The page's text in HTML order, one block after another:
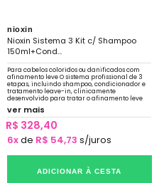
nioxin
Nioxin Sistema 3 Kit c/ Shampoo
150ml+Cond...
Para cabelos coloridos ou danificados com
afinamento leve O sistema profissional de 3
etapas, incluindo shampoo, condicionador e
tratamento leave-in, clinicamente
desenvolvido para tratar o afinamento leve
de cabelos coloridos ou secos e danificados.
ver mais
R$ 328,40
6xde R$ 54,73 s/juros
ADICIONAR À CESTA